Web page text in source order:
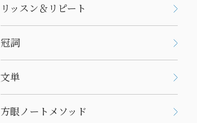
リッスン＆リピート
冠詞
文単
方眼ノートメソッド